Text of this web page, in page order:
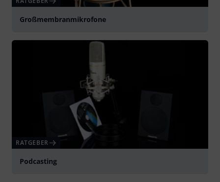
Großmembranmikrofone
RATGEBER
Podcasting